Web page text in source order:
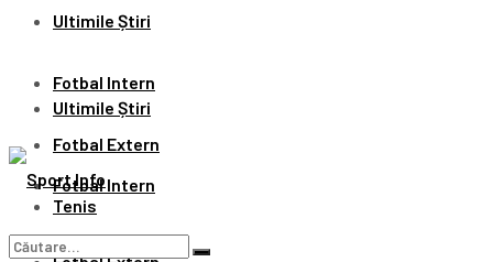
Ultimile Știri
Fotbal Intern
Fotbal Extern
Tenis
Ultimile Știri
Fotbal Intern